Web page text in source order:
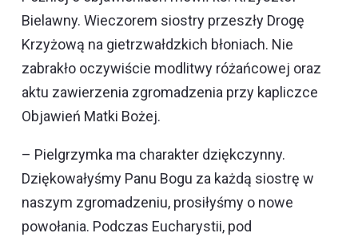
Bielawny. Wieczorem siostry przeszły Drogę
Krzyżową na gietrzwałdzkich błoniach. Nie
zabrakło oczywiście modlitwy różańcowej oraz
aktu zawierzenia zgromadzenia przy kapliczce
Objawień Matki Bożej.
– Pielgrzymka ma charakter dziękczynny.
Dziękowałyśmy Panu Bogu za każdą siostrę w
naszym zgromadzeniu, prosiłyśmy o nowe
powołania. Podczas Eucharystii, pod